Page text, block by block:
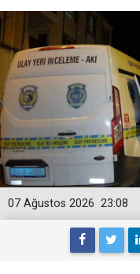
23:08
07 Ağustos 2026